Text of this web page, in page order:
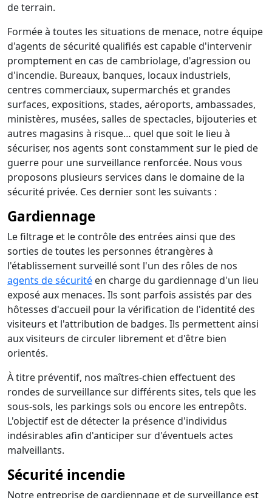
de terrain.
Formée à toutes les situations de menace, notre équipe
d'agents de sécurité qualifiés est capable d'intervenir
promptement en cas de cambriolage, d'agression ou
d'incendie. Bureaux, banques, locaux industriels,
centres commerciaux, supermarchés et grandes
surfaces, expositions, stades, aéroports, ambassades,
ministères, musées, salles de spectacles, bijouteries et
autres magasins à risque… quel que soit le lieu à
sécuriser, nos agents sont constamment sur le pied de
guerre pour une surveillance renforcée. Nous vous
proposons plusieurs services dans le domaine de la
sécurité privée. Ces dernier sont les suivants :
Gardiennage
Le filtrage et le contrôle des entrées ainsi que des
sorties de toutes les personnes étrangères à
l'établissement surveillé sont l'un des rôles de nos
agents de sécurité en charge du gardiennage d'un lieu
exposé aux menaces. Ils sont parfois assistés par des
hôtesses d'accueil pour la vérification de l'identité des
visiteurs et l'attribution de badges. Ils permettent ainsi
aux visiteurs de circuler librement et d'être bien
orientés.
À titre préventif, nos maîtres-chien effectuent des
rondes de surveillance sur différents sites, tels que les
sous-sols, les parkings sols ou encore les entrepôts.
L'objectif est de détecter la présence d'individus
indésirables afin d'anticiper sur d'éventuels actes
malveillants.
Sécurité incendie
Notre entreprise de gardiennage et de surveillance est